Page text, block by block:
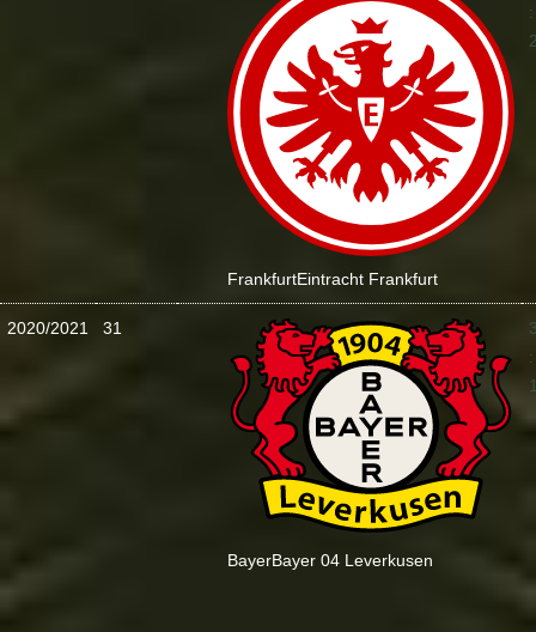
FrankfurtEintracht Frankfurt
:
2020/2021 31
BayerBayer 04 Leverkusen
: